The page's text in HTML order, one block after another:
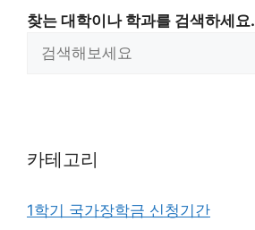
찾는 대학이나 학과를 검색하세요.
카테고리
1학기 국가장학금 신청기간